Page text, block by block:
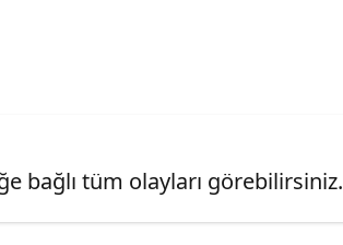
bağlı tüm olayları görebilirsiniz.